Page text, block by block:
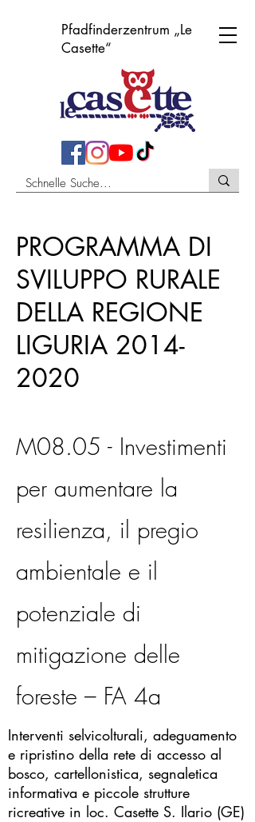
Pfadfinderzentrum „Le
Casette“
PROGRAMMA DI
SVILUPPO RURALE
DELLA REGIONE
LIGURIA 2014-
2020
M08.05 - Investimenti
per aumentare la
resilienza, il pregio
ambientale e il
potenziale di
mitigazione delle
foreste – FA 4a
Interventi selvicolturali, adeguamento
e ripristino della rete di accesso al
bosco, cartellonistica, segnaletica
informativa e piccole strutture
ricreative in loc. Casette S. Ilario (GE)